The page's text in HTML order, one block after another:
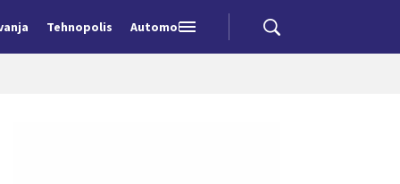
Tehnopolis Automobili